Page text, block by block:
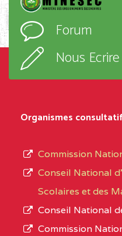
NORD
EXTREME-
NORD
l’ordre
d’enseignement,
type
Forum
Nous Ecrire
Organismes
Commission
Conseil National
Scolaires et des
Conseil National
Commission